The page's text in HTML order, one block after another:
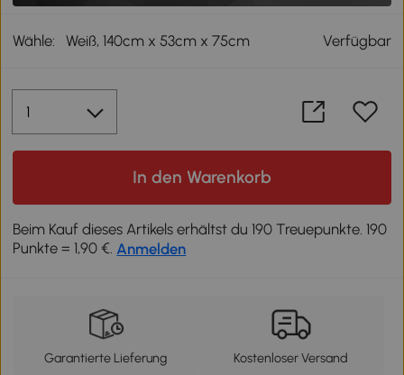
Wähle: Weiß, 140cm x 53cm x 75cm Verfügbar
In den Warenkorb
Beim Kauf dieses Artikels erhältst du 190 Treuepunkte. 190
Punkte = 1,90 €. Anmelden
Garantierte Lieferung Kostenloser Versand